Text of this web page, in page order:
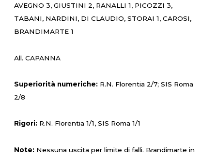
AVEGNO 3, GIUSTINI 2, RANALLI 1, PICOZZI 3,
TABANI, NARDINI, DI CLAUDIO, STORAI 1, CAROSI,
BRANDIMARTE 1
All. CAPANNA
Superiorità numeriche: R.N. Florentia 2/7; SIS Roma
2/8
Rigori: R.N. Florentia 1/1, SIS Roma 1/1
Note: Nessuna uscita per limite di falli. Brandimarte in